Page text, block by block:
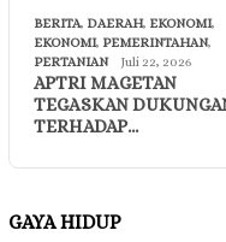
BERITA, DAERAH, EKONOMI,
EKONOMI, PEMERINTAHAN,
PERTANIAN
Juli 22, 2026
APTRI MAGETAN
TEGASKAN
TERHADAP…
GAYA HIDUP